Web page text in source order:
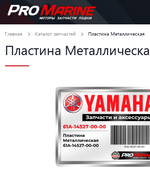
Главная Каталог запчастей Пластина Металлическая
Пластина